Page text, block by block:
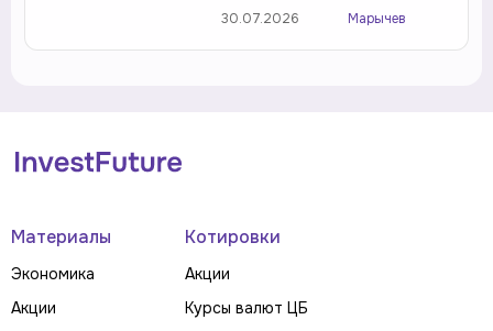
30.07.2026
Марычев
Материалы
Экономика
Акции
Котировки
Акции
Курсы валют ЦБ